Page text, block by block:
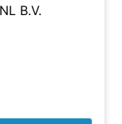
B.V.